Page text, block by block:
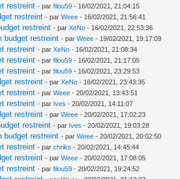
restreint - parfilou59 - 16/02/2021, 21:04:15
restreint - parWeee - 16/02/2021, 21:56:41
restreint - parXeNo - 16/02/2021, 22:53:36
budget restreint - parWeee - 19/02/2021, 19:17:09
restreint - parXeNo - 16/02/2021, 21:08:34
restreint - parfilou59 - 16/02/2021, 21:17:05
restreint - parfilou59 - 16/02/2021, 23:29:53
restreint - parXeNo - 16/02/2021, 23:43:35
restreint - parWeee - 20/02/2021, 13:43:51
restreint - par Ives - 20/02/2021, 14:11:07
restreint - parWeee - 20/02/2021, 17:02:23
restreint - par Ives - 20/02/2021, 19:03:28
budget restreint - parWeee - 20/02/2021, 20:02:50
restreint - parchriks - 20/02/2021, 14:45:44
restreint - parWeee - 20/02/2021, 17:08:05
restreint - parfilou59 - 20/02/2021, 19:24:52